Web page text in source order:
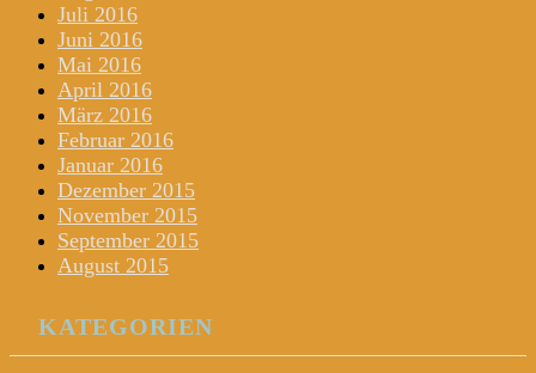
Juli 2016
Juni 2016
Mai 2016
April 2016
März 2016
Februar 2016
Januar 2016
Dezember 2015
November 2015
September 2015
August 2015
KATEGORIEN